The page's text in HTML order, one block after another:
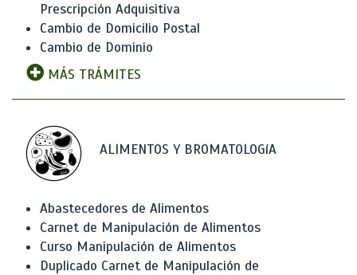
Prescripción Adquisitiva
Cambio de Domicilio Postal
Cambio de Dominio
MÁS TRÁMITES
ALIMENTOS Y BROMATOLOGíA
Abastecedores de Alimentos
Carnet de Manipulación de Alimentos
Curso Manipulación de Alimentos
Duplicado Carnet de Manipulación de